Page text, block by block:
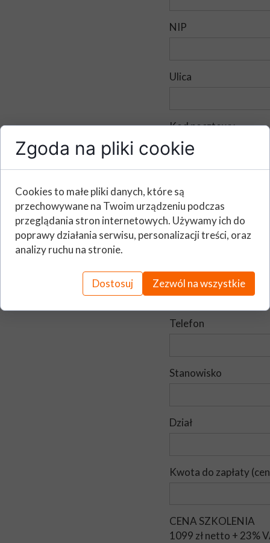
NIP
Ulica
Kod pocztowy
Imię i nazwisko
E - mail
Telefon
Stanowisko
Dział
Kwota do zapłaty
CENA SZKOLENIA
1099 zł netto + 23%
Zgoda na pliki cookie
Cookies to małe pliki danych, które są
przechowywane na Twoim urządzeniu podczas
przeglądania stron internetowych. Używamy ich do
poprawy działania serwisu, personalizacji treści, oraz
analizy ruchu na stronie.
Dostosuj Zezwól na wszystkie